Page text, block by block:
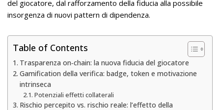
del giocatore, dal rafforzamento della fiducia alla possibile
insorgenza di nuovi pattern di dipendenza.
Table of Contents
Trasparenza on‑chain: la nuova fiducia del giocatore
Gamification della verifica: badge, token e motivazione
intrinseca
Potenziali effetti collaterali
Rischio percepito vs. rischio reale: l’effetto della